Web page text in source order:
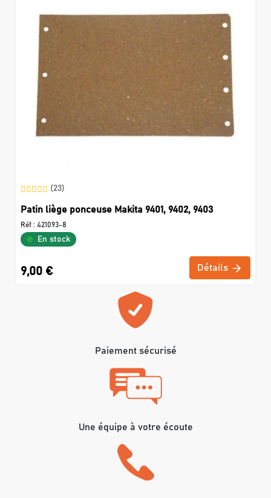
(23)
Patin liège ponceuse Makita 9401, 9402, 9403
Réf : 421093-8
En stock
9,00 € Détails
Paiement sécurisé
Une équipe à votre écoute